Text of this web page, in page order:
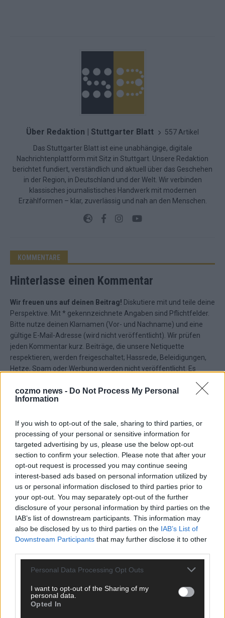
cozmo news - Do Not Process My Personal
Information
If you wish to opt-out of the sale, sharing to third parties, or
processing of your personal or sensitive information for
targeted advertising by us, please use the below opt-out
section to confirm your selection. Please note that after your
opt-out request is processed you may continue seeing
interest-based ads based on personal information utilized by
us or personal information disclosed to third parties prior to
your opt-out. You may separately opt-out of the further
disclosure of your personal information by third parties on the
IAB’s list of downstream participants. This information may
also be disclosed by us to third parties on the IAB’s List of
Downstream Participants that may further disclose it to other
Personal Data Processing Opt Outs
I want to opt-out of the Sharing of my
personal data.
Opted In
Über Redaktion | Stuttgarter Blatt 557 Artikel
Das Stuttgarter Blatt ist eine unabhängige, digitale
Nachrichtenplattform mit Sitz in Stuttgart. Unsere Redaktion
berichtet fundiert, verständlich und aktuell über das Geschehen
in der Region, in Deutschland und der Welt. Wir verbinden
klassisches journalistisches Handwerk mit modernen
Erzählformen – klar, zuverlässig und nah an den Menschen.
KOMMENTARE
Hinterlasse einen Kommentar
Wir freuen uns auf deinen Beitrag! Diskutiere mit und teile deine
Perspektive. Mit * gekennzeichnete Angaben sind Pflichtfelder.
Bitte nutze deinen Klarnamen (Vor- und Nachname) und eine
gültige E-Mail-Adresse (wird nicht veröffentlicht). Wir prüfen
jeden Kommentar kurz. Beiträge, die unsere Netiquette
respektieren, werden freigeschaltet; Hassrede, Beleidigungen,
Hetze, Spam oder Werbung werden nicht veröffentlicht. Es
Kommentar
Vor- und Nachname
E-Mail
Benachrichtige mich über nachfolgende Kommentare via E-
Mail.
Benachrichtige mich über neue Beiträge via E-Mail.
JETZT ANGESAGT